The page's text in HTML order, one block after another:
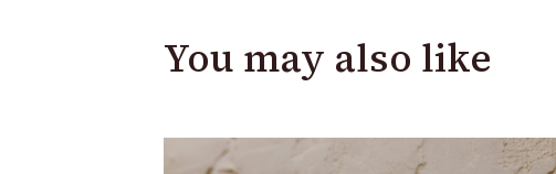
You may also like